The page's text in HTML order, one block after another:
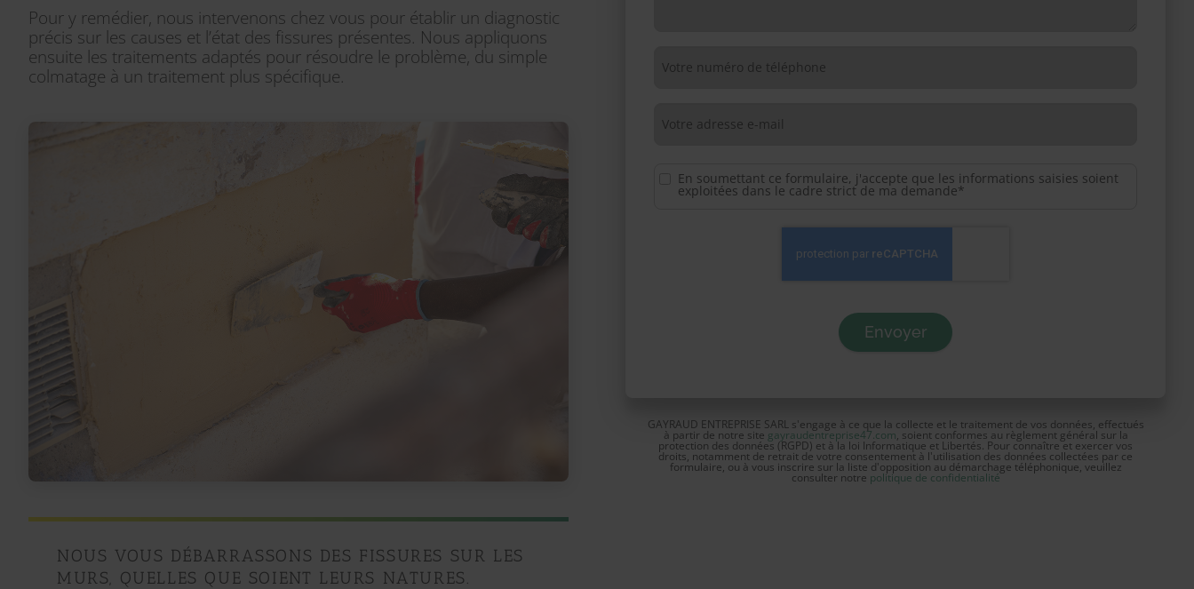
Pour y remédier, nous intervenons chez vous pour établir un diagnostic
précis sur les causes et l’état des fissures présentes. Nous appliquons
ensuite les traitements adaptés pour résoudre le problème, du simple
colmatage à un traitement plus spécifique.
NOUS VOUS DÉBARRASSONS DES FISSURES SUR LES
MURS, QUELLES QUE SOIENT LEURS NATURES.
En soumettant ce formulaire, j'accepte que les informations saisies soient
exploitées dans le cadre strict de ma demande*
GAYRAUD ENTREPRISE SARL s'engage à ce que la collecte et le traitement de vos données, effectués
à partir de notre site gayraudentreprise47.com, soient conformes au règlement général sur la
protection des données (RGPD) et à la loi Informatique et Libertés. Pour connaître et exercer vos
droits, notamment de retrait de votre consentement à l'utilisation des données collectées par ce
formulaire, ou à vous inscrire sur la liste d'opposition au démarchage téléphonique, veuillez
consulter notre politique de confidentialité